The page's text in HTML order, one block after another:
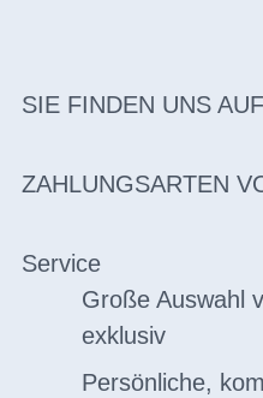
SIE FINDEN UNS AUF
ZAHLUNGSARTEN
Service
Große Auswahl
exklusiv
Persönliche,